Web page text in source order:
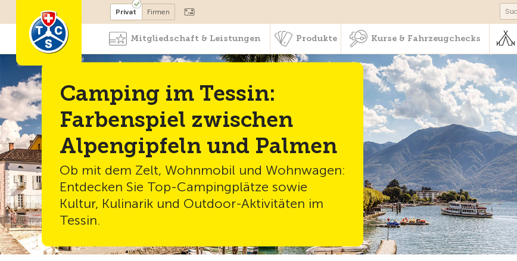
Mitglied werden Kurse & Fahrzeugchecks
Privat Firmen
Mitgliedschaft & Leistungen Produkte Kurse & Fahrzeugchecks
Camping im Tessin:
Farbenspiel zwischen
Alpengipfeln und Palmen
Ob mit dem Zelt, Wohnmobil und Wohnwagen:
Entdecken Sie Top-Campingplätze sowie
Kultur, Kulinarik und Outdoor-Aktivitäten im
Tessin.